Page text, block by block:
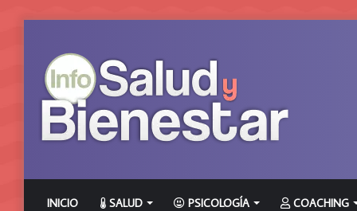
INICIO SALUD PSICOLOGÍA COACHING